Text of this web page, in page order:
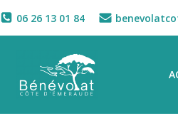
06 26 13 01 84